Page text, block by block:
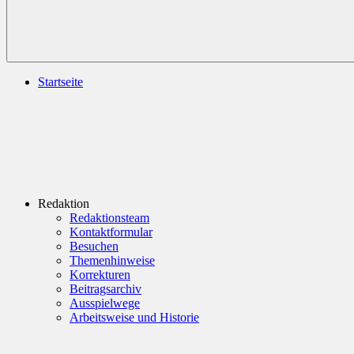
Startseite
Redaktion
Redaktionsteam
Kontaktformular
Besuchen
Themenhinweise
Korrekturen
Beitragsarchiv
Ausspielwege
Arbeitsweise und Historie